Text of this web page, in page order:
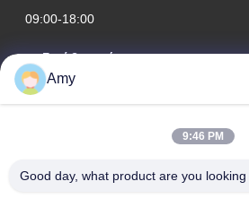
09:00-18:00
Η διεύθυνσή μας
Διεύθυνση Εταιρείας
Εθνικός δρόμος 106, συνοικία Huadu,
Amy
9:46 PM
Good day, what product are you